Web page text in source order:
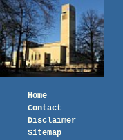
Home
Contact
Disclaimer
Sitemap